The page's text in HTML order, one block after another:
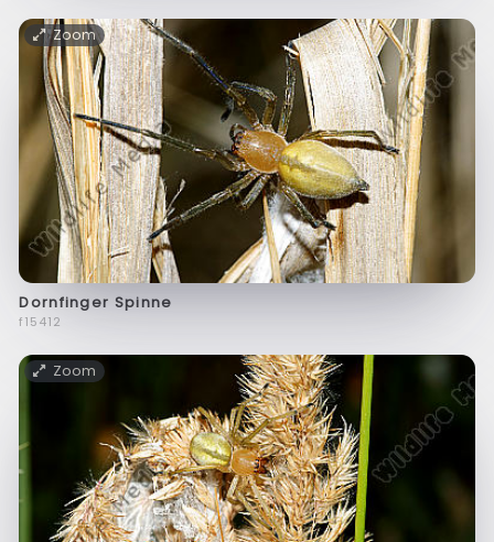
Zoom
Dornfinger Spinne
f15412
Zoom